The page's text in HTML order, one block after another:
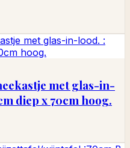
met glas-in-
diep x 70cm hoog.